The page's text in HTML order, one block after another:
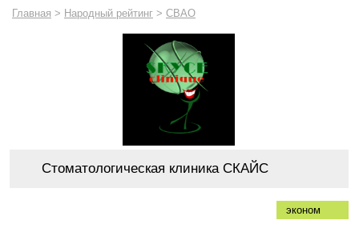
Главная > Народный рейтинг > СВАО
Стоматологическая клиника СКАЙС
эконом